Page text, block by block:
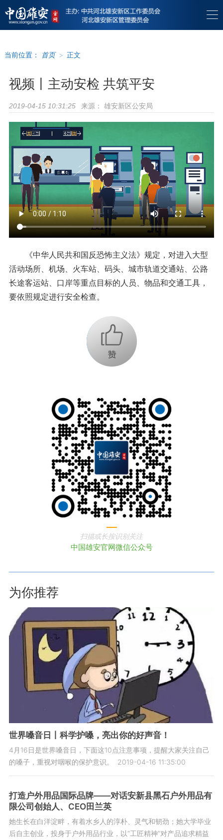
当前位置： 首页 > 正文
视频丨主动安检 共筑平安
2019-04-15 10:31:25 来源： 雄安新区公安局
《中华人民共和国反恐怖主义法》规定，对进入大型
活动场所、机场、火车站、码头、城市轨道交通站、公路
长途客运站、口岸等重点目标的人员、物品和交通工具，
要依照规定进行安全检查。
+1
扫描或长按识别关注
中国雄安官网微信公众号
为你推荐
世界嗓音日丨科学护嗓，亮出你的好声音！
4月16日是世界嗓音日，下面这10点注意事项，提醒大家关注自己
的嗓子，重视对咽喉的保护意识。
2019-04-16 11:35:00
打造户外用品国际品牌——对话安新县黑石户外用品有
限公司创始人、CEO田兰英
她生长在白洋淀畔，有着水乡人的淳朴、灵气和韧劲；她大学毕业
后自主创业，投身于户外用品行业，以“工匠精神”对产品追求精益